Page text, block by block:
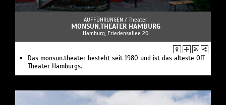
AUFFÜHRUNGEN / Theater
MONSUN.THEATER HAMBURG
Hamburg, Friedensallee 20
Das monsun.theater besteht seit 1980 und ist das älteste Off-
Theater Hamburgs.